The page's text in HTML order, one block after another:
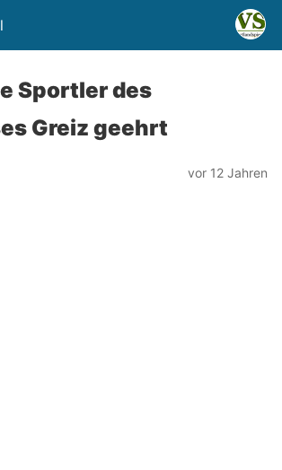
Sportler des
Greiz geehrt
vor 12 Jahren